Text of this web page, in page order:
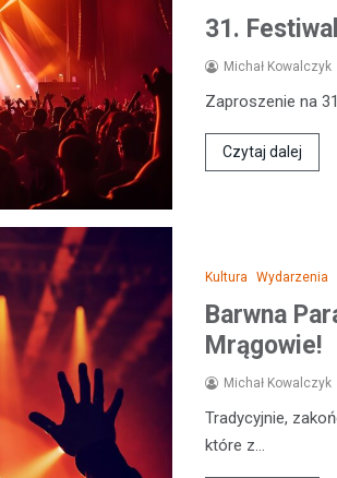
31.
Michał Kowalczyk
Zaproszenie na
Czytaj dalej
Kultura Wydarzenia
Barwna
Mrągowie!
Michał Kowalczyk
Tradycyjnie,
które z…